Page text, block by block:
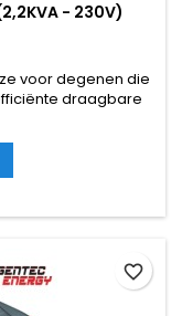
(2,2KVA - 230V)
voor degenen die
draagbare
geschikt voor
en als
favorite_border